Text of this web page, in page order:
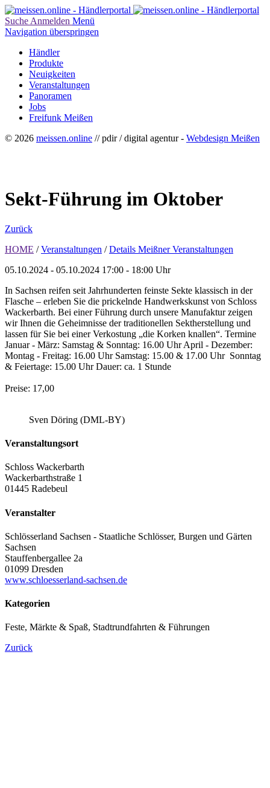
Suche Anmelden Menü
Navigation überspringen
Händler
Produkte
Neuigkeiten
Veranstaltungen
Panoramen
Jobs
Freifunk Meißen
© 2026 meissen.online // pdir / digital agentur - Webdesign Meißen
Sekt-Führung im Oktober
Zurück
HOME / Veranstaltungen / Details Meißner Veranstaltungen
05.10.2024 - 05.10.2024 17:00 - 18:00 Uhr
In Sachsen reifen seit Jahrhunderten feinste Sekte klassisch in der
Flasche – erleben Sie die prickelnde Handwerkskunst von Schloss
Wackerbarth. Bei einer Führung durch unsere Manufaktur zeigen
wir Ihnen die Geheimnisse der traditionellen Sektherstellung und
lassen für Sie bei einer Verkostung „die Korken knallen“. Termine
Januar - März: Samstag & Sonntag: 16.00 Uhr April - Dezember:
Montag - Freitag: 16.00 Uhr Samstag: 15.00 & 17.00 Uhr Sonntag
& Feiertage: 15.00 Uhr Dauer: ca. 1 Stunde
Preise: 17,00
Sven Döring (DML-BY)
Veranstaltungsort
Schloss Wackerbarth
Wackerbarthstraße 1
01445 Radebeul
Veranstalter
Schlösserland Sachsen - Staatliche Schlösser, Burgen und Gärten
Sachsen
Stauffenbergallee 2a
01099 Dresden
www.schloesserland-sachsen.de
Kategorien
Feste, Märkte & Spaß, Stadtrundfahrten & Führungen
Zurück